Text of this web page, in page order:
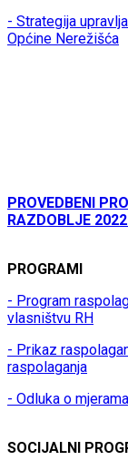
- Strategija
Općine Nerežišća
PROVEDBENI
RAZDOBLJE
PROGRAMI
- Program
vlasništvu RH
- Prikaz
raspolaganja
- Odluka o
SOCIJALNI